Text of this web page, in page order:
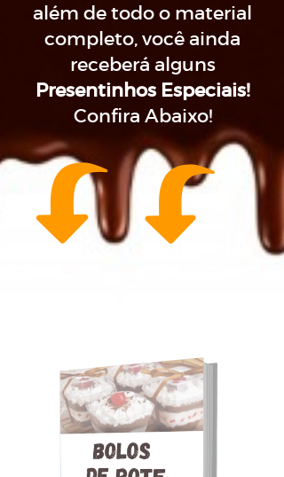
além de todo o material
completo, você ainda
receberá alguns
Presentinhos Especiais!
Confira Abaixo!